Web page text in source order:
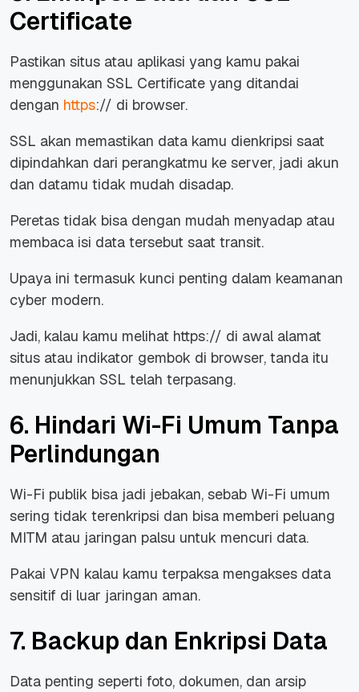
Certificate
Pastikan situs atau aplikasi yang kamu pakai
menggunakan SSL Certificate yang ditandai
dengan https:// di browser.
SSL akan memastikan data kamu dienkripsi saat
dipindahkan dari perangkatmu ke server, jadi akun
dan datamu tidak mudah disadap.
Peretas tidak bisa dengan mudah menyadap atau
membaca isi data tersebut saat transit.
Upaya ini termasuk kunci penting dalam keamanan
cyber modern.
Jadi, kalau kamu melihat https:// di awal alamat
situs atau indikator gembok di browser, tanda itu
menunjukkan SSL telah terpasang.
6. Hindari Wi-Fi Umum Tanpa
Perlindungan
Wi-Fi publik bisa jadi jebakan, sebab Wi-Fi umum
sering tidak terenkripsi dan bisa memberi peluang
MITM atau jaringan palsu untuk mencuri data.
Pakai VPN kalau kamu terpaksa mengakses data
sensitif di luar jaringan aman.
7. Backup dan Enkripsi Data
Data penting seperti foto, dokumen, dan arsip